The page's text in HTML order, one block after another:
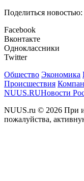
Поделиться новостью:
Facebook
Вконтакте
Одноклассники
Twitter
Общество Экономика
Происшествия
NUUS.RUНовости
NUUS.ru © 2026 При
пожалуйства,